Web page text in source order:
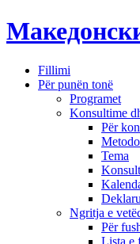
Fillimi
Për punën tonë
Programet
Konsultime
Për
Tema
Ngritja e
Për
Lista e